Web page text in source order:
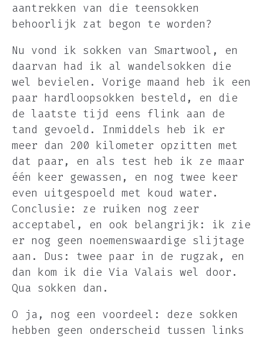
aantrekken van die teensokken
behoorlijk zat begon te worden?
Nu vond ik sokken van Smartwool, en
daarvan had ik al wandelsokken die
wel bevielen. Vorige maand heb ik een
paar hardloopsokken besteld, en die
de laatste tijd eens flink aan de
tand gevoeld. Inmiddels heb ik er
meer dan 200 kilometer opzitten met
dat paar, en als test heb ik ze maar
één keer gewassen, en nog twee keer
even uitgespoeld met koud water.
Conclusie: ze ruiken nog zeer
acceptabel, en ook belangrijk: ik zie
er nog geen noemenswaardige slijtage
aan. Dus: twee paar in de rugzak, en
dan kom ik die Via Valais wel door.
Qua sokken dan.
O ja, nog een voordeel: deze sokken
hebben geen onderscheid tussen links